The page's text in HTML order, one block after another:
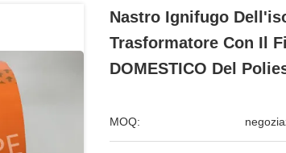
Nastro Ignifugo
Trasformatore Con Il
DOMESTICO Del
MOQ: